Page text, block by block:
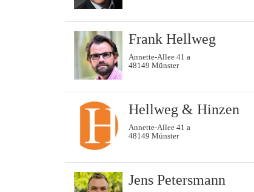
Frank Hellweg
Annette-Allee 41 a
48149 Münster
Hellweg & Hinzen
Annette-Allee 41 a
48149 Münster
Jens Petersmann